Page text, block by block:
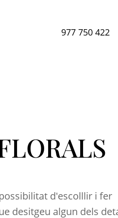
977 750 422
d'escolllir i fer
desitgeu algun dels